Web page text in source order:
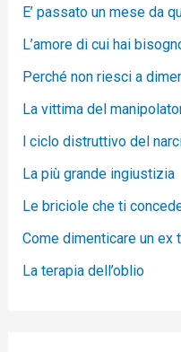
E’ passato un mese da
L’amore di cui hai
Perché non riesci a
La vittima del
l ciclo distruttivo del
La più grande ingiustizia
Le briciole che ti
Come dimenticare un ex
La terapia dell’oblio